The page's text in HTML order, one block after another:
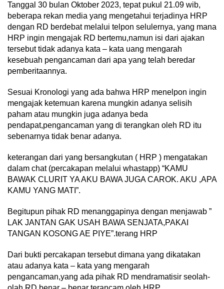
Tanggal 30 bulan Oktober 2023, tepat pukul 21.09 wib,
beberapa rekan media yang mengetahui terjadinya HRP
dengan RD berdebat melalui telpon selulernya, yang mana
HRP ingin mengajak RD bertemu,namun isi dari ajakan
tersebut tidak adanya kata – kata uang mengarah
kesebuah pengancaman dari apa yang telah beredar
pemberitaannya.
Sesuai Kronologi yang ada bahwa HRP menelpon ingin
mengajak ketemuan karena mungkin adanya selisih
paham atau mungkin juga adanya beda
pendapat,pengancaman yang di terangkan oleh RD itu
sebenarnya tidak benar adanya.
keterangan dari yang bersangkutan ( HRP ) mengatakan
dalam chat (percakapan melalui whastapp) “KAMU
BAWAK CLURIT YA AKU BAWA JUGA CAROK. AKU ,APA
KAMU YANG MATI”.
Begitupun pihak RD menanggapinya dengan menjawab ”
LAK JANTAN GAK USAH BAWA SENJATA,PAKAI
TANGAN KOSONG AE PIYE”.terang HRP
Dari bukti percakapan tersebut dimana yang dikatakan
atau adanya kata – kata yang mengarah
pengancaman,yang ada pihak RD mendramatisir seolah-